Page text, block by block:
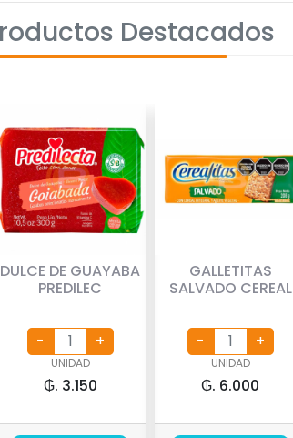
Destacados
DULCE DE GUAYABA
PREDILEC
UNIDAD
₲. 3.150
GALLETITAS
SALVADO CEREAL
UNIDAD
₲. 6.000